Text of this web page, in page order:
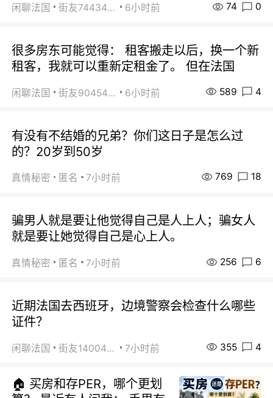
闲聊法国 街友74434350 6小时前 74 0
很多房东可能觉得： 租客搬走以后，换一个新
租客，我就可以重新定租金了。 但在法国
闲聊法国 街友90454511 6小时前 589 4
有没有不结婚的兄弟？你们这日子是怎么过
的？20岁到50岁
真情秘密 匿名 7小时前 769 18
骗男人就是要让他觉得自己是人上人；骗女人
就是要让她觉得自己是心上人。
真情秘密 匿名 7小时前 256 6
近期法国去西班牙，边境警察会检查什么哪些
证件？
闲聊法国 街友14004820 7小时前 355 4
🏠 买房和存PER，哪个更划